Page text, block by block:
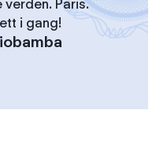
Paris.
i gang!